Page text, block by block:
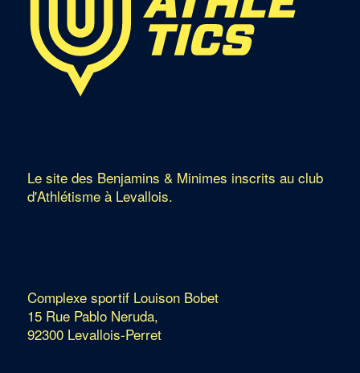
Le site des Benjamins & Minimes inscrits au club
d'Athlétisme à Levallois.
Complexe sportif Louison Bobet
15 Rue Pablo Neruda,
92300 Levallois-Perret